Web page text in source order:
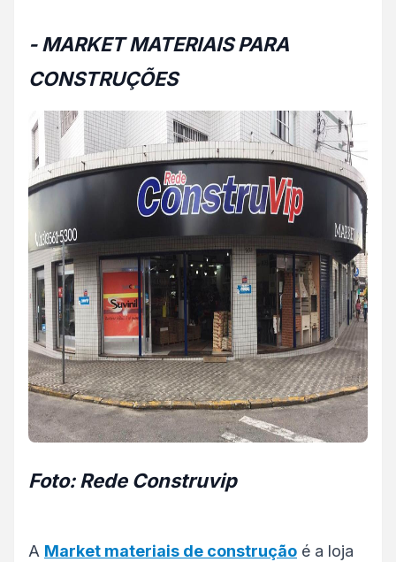
- MARKET MATERIAIS PARA
CONSTRUÇÕES
Foto: Rede Construvip
A Market materiais de construção é a loja